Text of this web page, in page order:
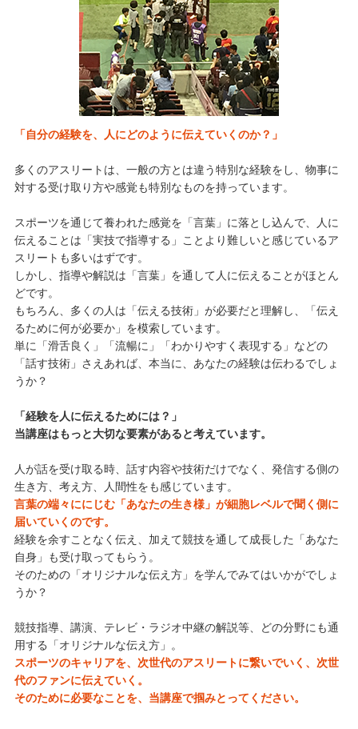
「自分の経験を、人にどのように伝えていくのか？」
多くのアスリートは、一般の方とは違う特別な経験をし、物事に
対する受け取り方や感覚も特別なものを持っています。
スポーツを通じて養われた感覚を「言葉」に落とし込んで、人に
伝えることは「実技で指導する」ことより難しいと感じているア
スリートも多いはずです。
しかし、指導や解説は「言葉」を通して人に伝えることがほとん
どです。
もちろん、多くの人は「伝える技術」が必要だと理解し、「伝え
るために何が必要か」を模索しています。
単に「滑舌良く」「流暢に」「わかりやすく表現する」などの
「話す技術」さえあれば、本当に、あなたの経験は伝わるでしょ
うか？
「経験を人に伝えるためには？」
当講座はもっと大切な要素があると考えています。
人が話を受け取る時、話す内容や技術だけでなく、発信する側の
生き方、考え方、人間性をも感じています。
言葉の端々ににじむ「あなたの生き様」が細胞レベルで聞く側に
届いていくのです。
経験を余すことなく伝え、加えて競技を通して成長した「あなた
自身」も受け取ってもらう。
そのための「オリジナルな伝え方」を学んでみてはいかがでしょ
うか？
競技指導、講演、テレビ・ラジオ中継の解説等、どの分野にも通
用する「オリジナルな伝え方」。
スポーツのキャリアを、次世代のアスリートに繋いでいく、次世
代のファンに伝えていく。
そのために必要なことを、当講座で掴みとってください。